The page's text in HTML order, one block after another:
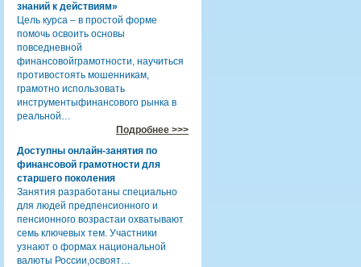
знаний к действиям»
Цель курса – в простой форме
помочь освоить основы
повседневной
финансовойграмотности, научиться
противостоять мошенникам,
грамотно использовать
инструментыфинансового рынка в
реальной…
Подробнее >>>
Доступны онлайн-занятия по
финансовой грамотности для
старшего поколения
Занятия разработаны специально
для людей предпенсионного и
пенсионного возрастаи охватывают
семь ключевых тем. Участники
узнают о формах национальной
валюты России,освоят…